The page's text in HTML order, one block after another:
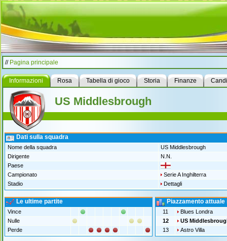
// Pagina principale
Informazioni Rosa Tabella di gioco Storia Finanze
US Middlesbrough
Dati sulla squadra
Nome della squadra
US Middlesbrough
Dirigente
N.N.
Paese
Campionato
Serie A Inghilterra
Stadio
Dettagli
Le ultime partite
Vince
Nulle
Perde
Piazzamento attuale
11
Blues Londra
12
US
13
Astro Villa